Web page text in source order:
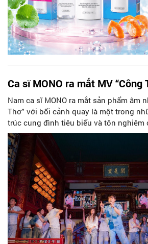
Ca sĩ MONO ra mắt MV “Công
Nam ca sĩ MONO ra mắt sản phẩm âm
Thơ” với bối cảnh quay là một trong
trúc cung đình tiêu biểu và tôn nghiêm